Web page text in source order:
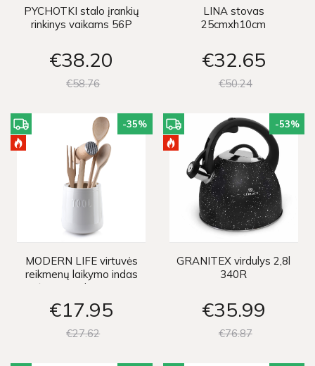
PYCHOTKI stalo įrankių
rinkinys vaikams 56P
€38 20
€5876
LINA stovas
25cmxh10cm
€32 65
€5024
-35%
MODERN LIFE virtuvės
reikmenų laikymo indas
śr:12.5cm h:14.5cm
€17 95
€2762
-53%
GRANITEX virdulys 2,8l
340R
€35 99
€7687